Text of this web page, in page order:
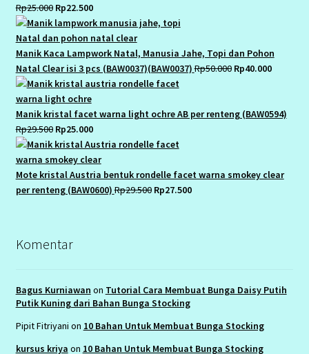
Rp25.000 Original
price
was:
Rp25.000.
Rp22.500Current
price
is:
Rp22.500.
Manik Kaca Lampwork Natal, Manusia Jahe, Topi dan Pohon
Natal Clear isi 3 pcs (BAW0037)(BAW0037) Rp50.000 Original
Rp50.000.
Rp40.000Current
Manik kristal facet warna light ochre AB per renteng (BAW0594)
Rp29.500 Original
price
was:
Rp29.500.
Rp25.000Current
price
is:
Rp25.000.
Mote kristal Austria bentuk rondelle facet warna smokey clear
per renteng (BAW0600) Rp29.500 Original
Rp27.500Current
Komentar
Bagus Kurniawan on Tutorial Cara Membuat Bunga Daisy Putih
Putik Kuning dari Bahan Bunga Stocking
Pipit Fitriyani on 10 Bahan Untuk Membuat Bunga Stocking
kursus kriya on 10 Bahan Untuk Membuat Bunga Stocking